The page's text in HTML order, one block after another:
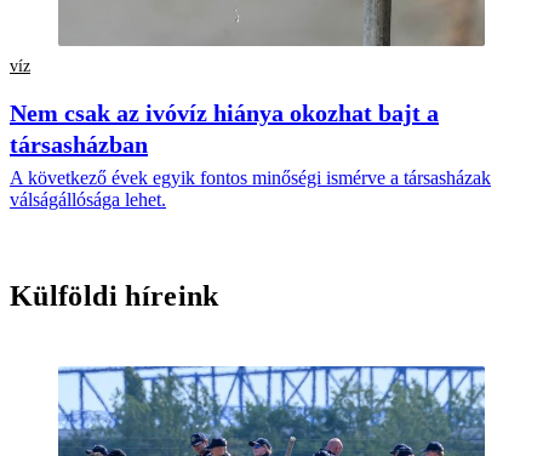
víz
Nem csak az ivóvíz hiánya okozhat bajt a
társasházban
A következő évek egyik fontos minőségi ismérve a társasházak
válságállósága lehet.
Külföldi híreink